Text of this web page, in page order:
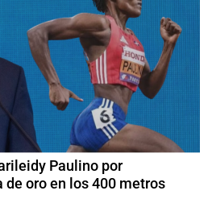
Paulino por
oro en los 400 metros